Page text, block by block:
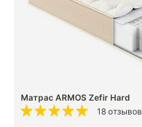
Матрас ARMOS Zefir Hard
18 отзывов